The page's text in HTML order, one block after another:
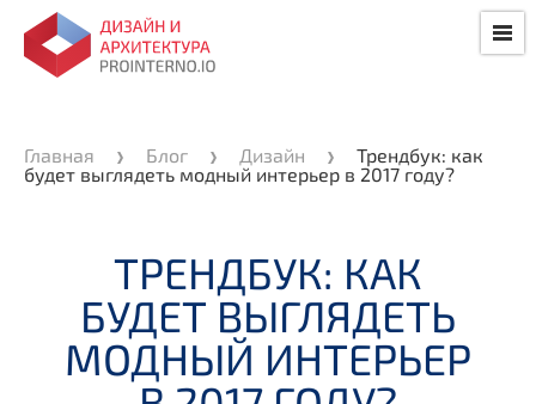
Главная Блог Дизайн
Трендбук: как
будет выглядеть модный интерьер в 2017 году?
ТРЕНДБУК: КАК
БУДЕТ ВЫГЛЯДЕТЬ
МОДНЫЙ ИНТЕРЬЕР